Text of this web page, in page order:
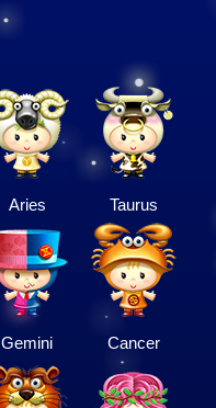
Aries Taurus
Gemini Cancer